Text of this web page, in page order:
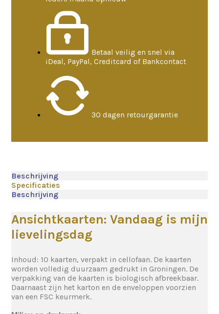
Betaal veilig en snel via
iDeal, PayPal, Creditcard of Bankcontact
30 dagen retourgarantie
Beschrijving
Specificaties
Beschrijving
Ansichtkaarten: Vandaag is mijn
lievelingsdag
Inhoud: 10 kaarten, verpakt in cellofaan. De kaarten
worden volledig duurzaam gedrukt in Groningen. De
verpakking van de kaarten is biologisch afbreekbaar.
Daarnaast zijn het karton en de enveloppen voorzien
van een FSC keurmerk.